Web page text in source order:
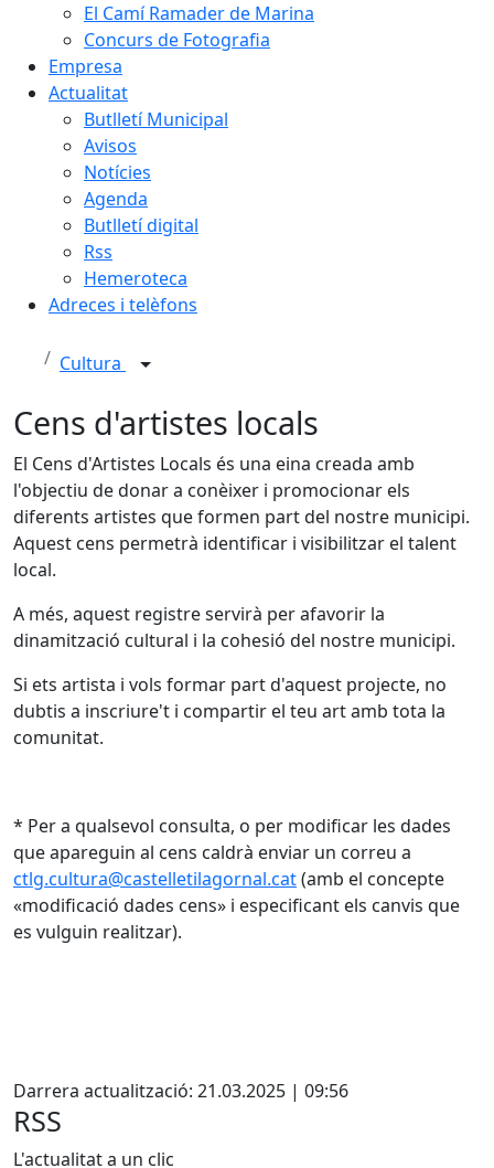
El Camí Ramader de Marina
Concurs de Fotografia
Empresa
Actualitat
Butlletí Municipal
Avisos
Notícies
Agenda
Butlletí digital
Rss
Hemeroteca
Adreces i telèfons
Cultura
Cens d'artistes locals
El Cens d'Artistes Locals és una eina creada amb
l'objectiu de donar a conèixer i promocionar els
diferents artistes que formen part del nostre municipi.
Aquest cens permetrà identificar i visibilitzar el talent
local.
A més, aquest registre servirà per afavorir la
dinamització cultural i la cohesió del nostre municipi.
Si ets artista i vols formar part d'aquest projecte, no
dubtis a inscriure't i compartir el teu art amb tota la
comunitat.
* Per a qualsevol consulta, o per modificar les dades
que apareguin al cens caldrà enviar un correu a
ctlg.cultura@castelletilagornal.cat(amb el concepte
«modificació dades cens» i especificant els canvis que
es vulguin realitzar).
Darrera actualització: 21.03.2025 | 09:56
RSS
L'actualitat a un clic